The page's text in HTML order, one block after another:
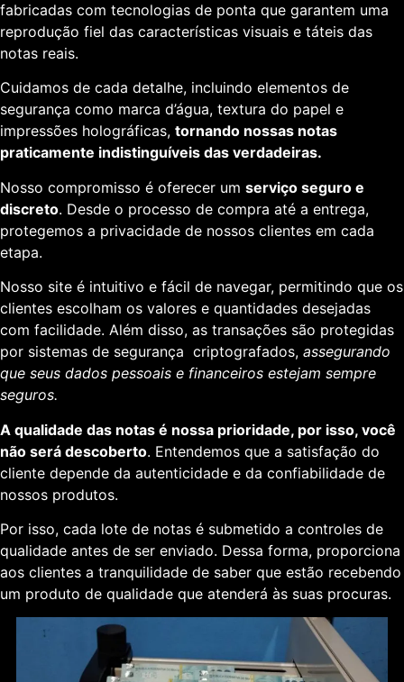
fabricadas com tecnologias de ponta que garantem uma
reprodução fiel das características visuais e táteis das
notas reais.
Cuidamos de cada detalhe, incluindo elementos de
segurança como marca d’água, textura do papel e
impressões holográficas, tornando nossas notas
praticamente indistinguíveis das verdadeiras.
Nosso compromisso é oferecer um serviço seguro e
discreto. Desde o processo de compra até a entrega,
protegemos a privacidade de nossos clientes em cada
etapa.
Nosso site é intuitivo e fácil de navegar, permitindo que os
clientes escolham os valores e quantidades desejadas
com facilidade. Além disso, as transações são protegidas
por sistemas de segurança criptografados, assegurando
que seus dados pessoais e financeiros estejam sempre
seguros.
A qualidade das notas é nossa prioridade, por isso, você
não será descoberto. Entendemos que a satisfação do
cliente depende da autenticidade e da confiabilidade de
nossos produtos.
Por isso, cada lote de notas é submetido a controles de
qualidade antes de ser enviado. Dessa forma, proporciona
aos clientes a tranquilidade de saber que estão recebendo
um produto de qualidade que atenderá às suas procuras.